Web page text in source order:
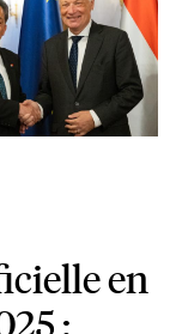
in gallery
en
: